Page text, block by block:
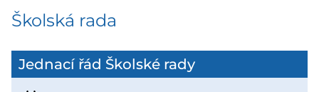
Školská rada
Jednací řád Školské rady